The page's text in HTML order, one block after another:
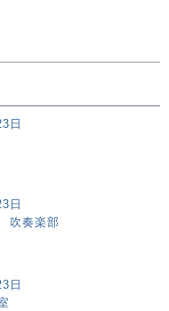
日
日
吹奏楽部
日